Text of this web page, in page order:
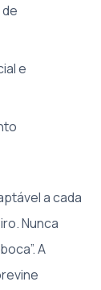
e
a cada
Nunca
A